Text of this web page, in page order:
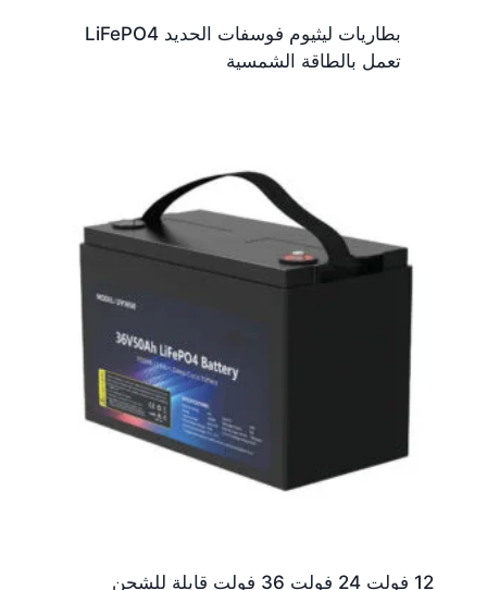
بطاريات ليثيوم فوسفات الحديد LiFePO4
تعمل بالطاقة الشمسية
12 فولت 24 فولت 36 فولت قابلة للشحن